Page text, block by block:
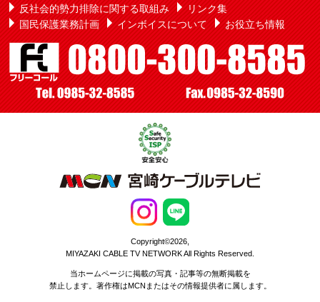
反社会的勢力排除に関する取組み
リンク集
国民保護業務計画
インボイスについて お役立ち情報
Copyright©2026,
MIYAZAKI CABLE TV NETWORK All Rights Reserved.
当ホームページに掲載の写真・記事等の無断掲載を
禁止します。著作権はMCNまたはその情報提供者に属します。